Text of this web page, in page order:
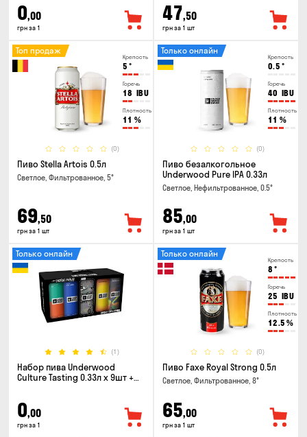
0,00
грн за 1
47,50
грн за 1 шт
Крепость
5 °
Горечь
18 IBU
Плотность
11 %
(0)
Топ продаж
Пиво Stella Artois 0.5л
Светлое, Фильтрованное, 5°
69,50
грн за 1 шт
Крепость
0.5 °
Горечь
40 IBU
Плотность
11 %
(0)
Только онлайн
Пиво безалкогольное
Underwood Pure IPA 0.33л
Светлое, Нефильтрованное, 0.5°
85,00
грн за 1 шт
(1)
Только онлайн
Набор пива Underwood
Culture Tasting 0.33л x 9шт +
0,00
грн за 1
Крепость
8 °
Горечь
25 IBU
Плотность
12.5 %
(0)
Только онлайн
Пиво Faxe Royal Strong 0.5л
Светлое, Фильтрованное, 8°
65,00
грн за 1 шт